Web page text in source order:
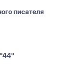
писателя